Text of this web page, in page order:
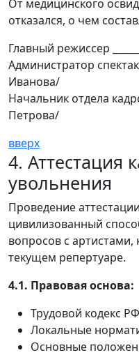
От медицинского
отказался, о чем
Главный режиссер
Администратор
Иванова/
Начальник отдела
Петрова/
вверх
4. Аттестация
увольнения
Проведение
цивилизованный
вопросов с
текущем репертуаре.
4.1. Правовая основа:
Трудовой кодекс
Локальные
Основные